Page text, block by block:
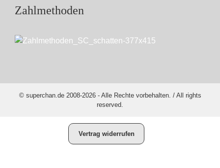
Zahlmethoden
© superchan.de 2008-2026 - Alle Rechte vorbehalten. / All rights
reserved.
Vertrag widerrufen